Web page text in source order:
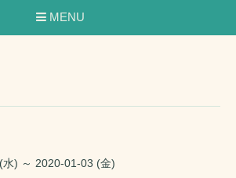
MENU
) ～ 2020-01-03 (金)